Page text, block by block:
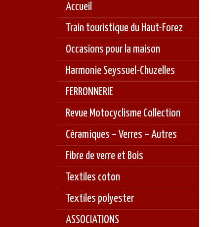
Accueil
Train touristique du Haut-Forez
Occasions pour la maison
Harmonie Seyssuel-Chuzelles
FERRONNERIE
Revue Motocyclisme Collection
Céramiques – Verres – Autres
Fibre de verre et Bois
Textiles coton
Textiles polyester
ASSOCIATIONS